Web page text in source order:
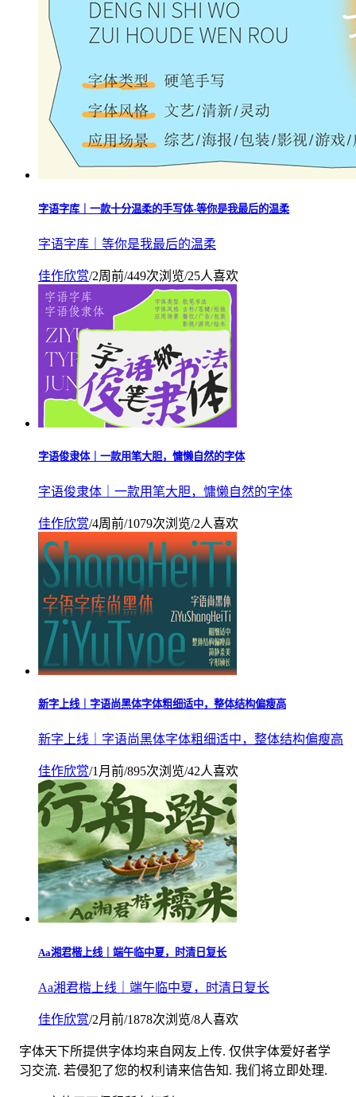
字语字库｜一款十分温柔的手写体-等你是我最后的温柔
字语字库｜等你是我最后的温柔
佳作欣赏/2周前/449次浏览/25人喜欢
字语俊隶体｜一款用笔大胆，慵懒自然的字体
字语俊隶体｜一款用笔大胆，慵懒自然的字体
佳作欣赏/4周前/1079次浏览/2人喜欢
新字上线｜字语尚黑体字体粗细适中，整体结构偏瘦高
新字上线｜字语尚黑体字体粗细适中，整体结构偏瘦高
佳作欣赏/1月前/895次浏览/42人喜欢
Aa湘君楷上线｜端午临中夏，时清日复长
Aa湘君楷上线｜端午临中夏，时清日复长
佳作欣赏/2月前/1878次浏览/8人喜欢
字体天下所提供字体均来自网友上传. 仅供字体爱好者学
习交流. 若侵犯了您的权利请来信告知. 我们将立即处理.